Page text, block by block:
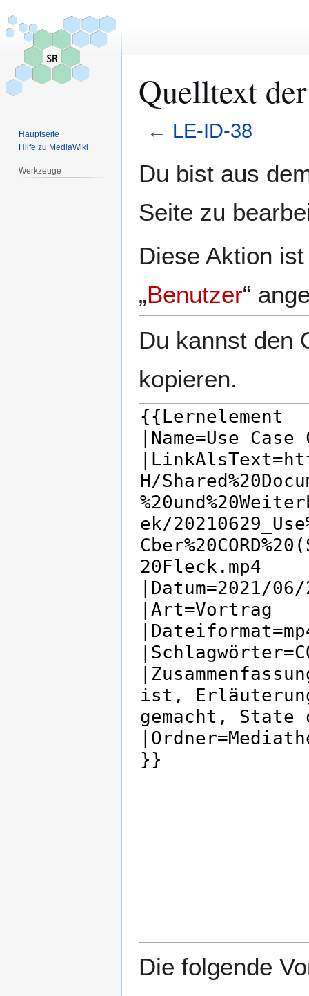
Quelltext
← LE-ID-38
Navigation
Suche
Du bist aus
Seite zu
Diese Aktion
„Benutzer“
Du kannst den
kopieren.
Die folgende
Hauptseite
Hilfe zu MediaWiki
Werkzeuge